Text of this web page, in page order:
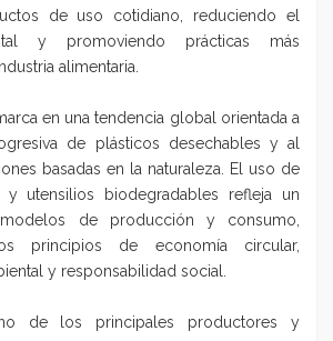
de uso cotidiano, reduciendo el
y promoviendo prácticas más
alimentaria.
en una tendencia global orientada a
de plásticos desechables y al
basadas en la naturaleza. El uso de
y utensilios biodegradables refleja un
de producción y consumo,
principios de economía circular,
y responsabilidad social.
de los principales productores y